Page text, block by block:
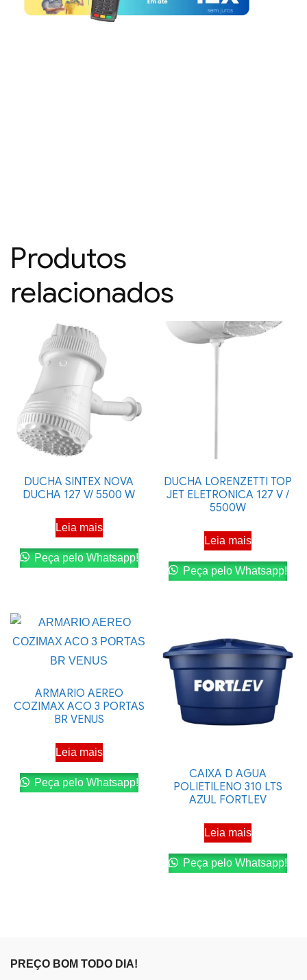
Produtos
relacionados
DUCHA SINTEX NOVA
DUCHA 127 V/ 5500 W
Leia mais
Peça pelo Whatsapp!
DUCHA LORENZETTI TOP
JET ELETRONICA 127 V /
5500W
Leia mais
Peça pelo Whatsapp!
ARMARIO AEREO
COZIMAX ACO 3 PORTAS
BR VENUS
Leia mais
Peça pelo Whatsapp!
CAIXA D AGUA
POLIETILENO 310 LTS
AZUL FORTLEV
Leia mais
Peça pelo Whatsapp!
PREÇO BOM TODO DIA!